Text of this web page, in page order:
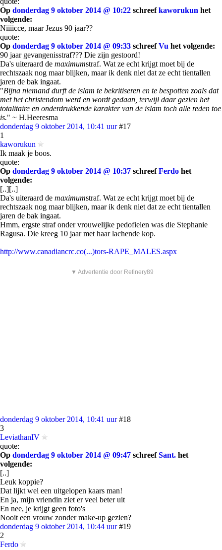
Op donderdag 9 oktober 2014 @ 10:22 schreefkaworukun het
volgende:
Niiiicce, maar Jezus 90 jaar??
quote:
Op donderdag 9 oktober 2014 @ 09:33 schreefVu het volgende:
90 jaar gevangenisstraf??? Die zijn gestoord!
Da's uiteraard de maximumstraf. Wat ze echt krijgt moet bij de
rechtszaak nog maar blijken, maar ik denk niet dat ze echt tientallen
jaren de bak ingaat.
"Bijna niemand durft de islam te bekritiseren en te bespotten zoals dat
met het christendom werd en wordt gedaan, terwijl daar gezien het
totalitaire en onderdrukkende karakter van de islam toch alle reden toe
is." ~ H.Heeresma
donderdag 9 oktober 2014, 10:41 uur #17
1
kaworukun
Ik maak je boos.
quote:
Op donderdag 9 oktober 2014 @ 10:37 schreefFerdo het
volgende:
[..][..]
Da's uiteraard de maximumstraf. Wat ze echt krijgt moet bij de
rechtszaak nog maar blijken, maar ik denk niet dat ze echt tientallen
jaren de bak ingaat.
Hmm, ergste straf onder vrouwelijke pedofielen was die Stephanie
Ragusa. Die kreeg 10 jaar met haar lachende kop.
http://www.canadiancrc.co(...)tors-RAPE_MALES.aspx
▼ Advertentie door Refinery89
donderdag 9 oktober 2014, 10:41 uur #18
3
LeviathanIV
quote:
Op donderdag 9 oktober 2014 @ 09:47 schreefSant. het
volgende:
[..]
Leuk koppie?
Dat lijkt wel een uitgelopen kaars man!
En ja, mijn vriendin ziet er veel beter uit
En nee, je krijgt geen foto's
Nooit een vrouw zonder make-up gezien?
donderdag 9 oktober 2014, 10:44 uur #19
2
Ferdo